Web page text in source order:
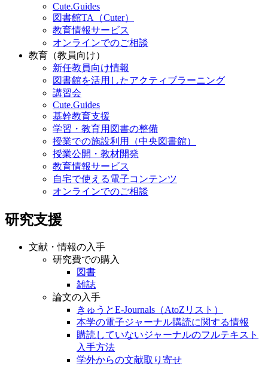
Cute.Guides
図書館TA（Cuter）
教育情報サービス
オンラインでのご相談
教育（教員向け）
新任教員向け情報
図書館を活用したアクティブラーニング
講習会
Cute.Guides
基幹教育支援
学習・教育用図書の整備
授業での施設利用（中央図書館）
授業公開・教材開発
教育情報サービス
自宅で使える電子コンテンツ
オンラインでのご相談
研究支援
文献・情報の入手
研究費での購入
図書
雑誌
論文の入手
きゅうとE-Journals（AtoZリスト）
本学の電子ジャーナル購読に関する情報
購読していないジャーナルのフルテキスト
入手方法
学外からの文献取り寄せ